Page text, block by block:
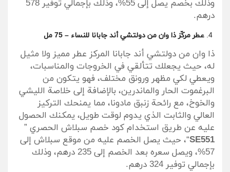
وذلك بخصم يصل إلى 55%، وذلك بإجمالي توفير 578
درهم.
عطر مركّز ذا وان من دولتشي أند جابانا للنساء – 75 مل
ذا وان من دولتشي أند جابانا المركز عطر مميز ولا مثيل
له، حيث يجعلك تتألقي في الخروجات والمناسبات،
ويعطي لكي مظهر ورونق مختلف، فهو يتكون من
البرغموت الحار والماندرين، بالإضافة إلى خلاصة الليشي
والخوخ، مع رائحة زنبق مادونا، مما يمنحك التركيز
العالي والثابت الذي يدوم لوقت طويل، يمكنك الحصول
عليه عن طريق استخدام كود خصم سبلاش الحصري ”
SE551“، حيث يصل الخصم عليه من موقع سبلاش إلى
57%، ويصل سعره بعد الخصم إلى 235 درهم، وذلك
بإجمالي توفير 324 درهم.